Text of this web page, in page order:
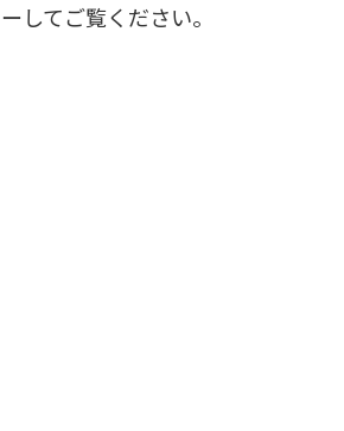
してご覧ください。